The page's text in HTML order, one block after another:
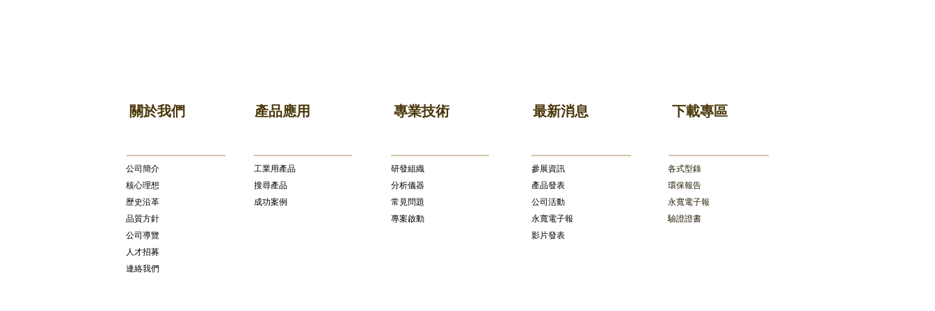
關於我們 產品應用 專業技術 最新消息 下載專區
公司簡介
核心理想
歷史沿革
品質方針
公司導覽
人才招募
連絡我們
​工業用產品
搜尋產品
成功案例
研發組織
分析儀器
常見問題
專案啟動
參展資訊
產品發表
公司活動
永寬電子報
影片發表
各式型錄
環保報告
​永寬電子報
驗證證書